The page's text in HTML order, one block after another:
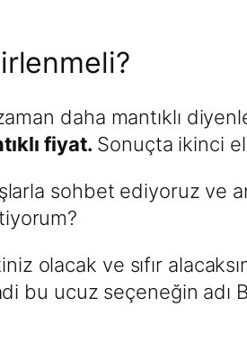
daha mantıklı
fiyat. Sonuçta ikinci
sohbet ediyoruz ve
olacak ve sıfır
bu ucuz seçeneğin adı